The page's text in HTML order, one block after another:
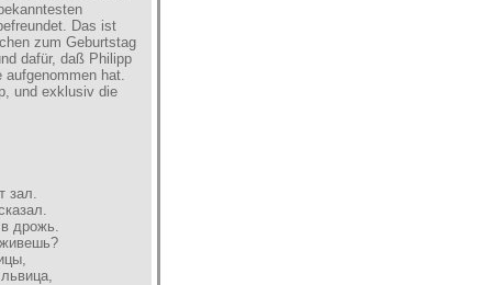
Das ist
zum Geburtstag
dafür, daß Philipp
aufgenommen hat.
und exklusiv die
зал.
дрожь.